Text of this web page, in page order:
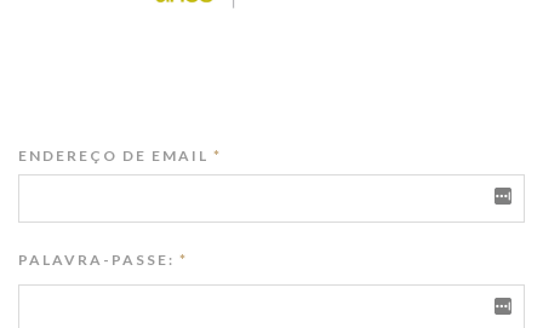
ENDEREÇO DE EMAIL *
PALAVRA-PASSE: *